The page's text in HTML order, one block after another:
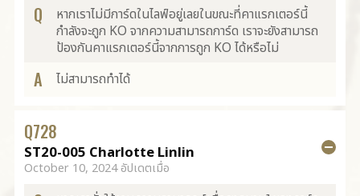
Q
หากเราไม่มีการ์ดในไลฟ์อยู่เลยในขณะที่คาแรกเตอร์นี้
กำลังจะถูก KO จากความสามารถการ์ด เราจะยังสามารถ
ป้องกันคาแรกเตอร์นี้จากการถูก KO ได้หรือไม่
A ไม่สามารถทำได้
Q728
ST20-005 Charlotte Linlin
October 10, 2024 อัปเดตเมื่อ